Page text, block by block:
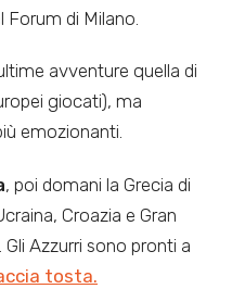
di Milano.
avventure quella di
giocati), ma
emozionanti.
, poi domani la Grecia di
Croazia e Gran
Azzurri sono pronti a
tosta.